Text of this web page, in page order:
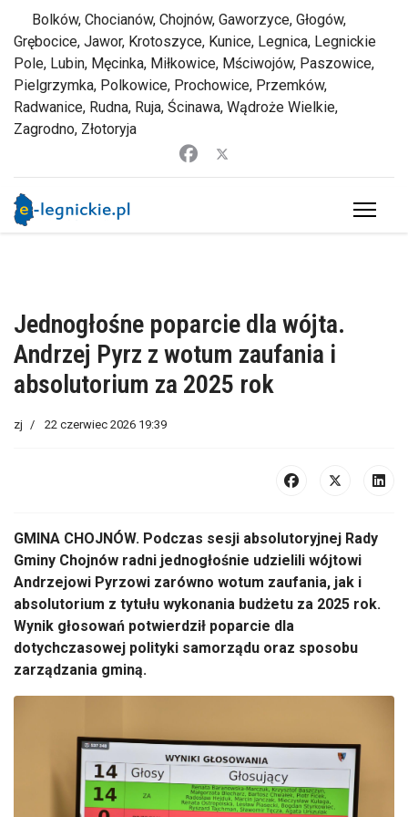
Bolków, Chocianów, Chojnów, Gaworzyce, Głogów,
Grębocice, Jawor, Krotoszyce, Kunice, Legnica, Legnickie
Pole, Lubin, Męcinka, Miłkowice, Mściwojów, Paszowice,
Pielgrzymka, Polkowice, Prochowice, Przemków,
Radwanice, Rudna, Ruja, Ścinawa, Wądroże Wielkie,
Zagrodno, Złotoryja
Jednogłośne poparcie dla wójta.
Andrzej Pyrz z wotum zaufania i
absolutorium za 2025 rok
zj 22 czerwiec 2026 19:39
GMINA CHOJNÓW. Podczas sesji absolutoryjnej Rady
Gminy Chojnów radni jednogłośnie udzielili wójtowi
Andrzejowi Pyrzowi zarówno wotum zaufania, jak i
absolutorium z tytułu wykonania budżetu za 2025 rok.
Wynik głosowań potwierdził poparcie dla
dotychczasowej polityki samorządu oraz sposobu
zarządzania gminą.